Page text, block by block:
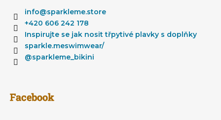
info@sparkleme.store
+420 606 242 178
Inspirujte se jak nosit třpytivé plavky s doplňky
sparkle.meswimwear/
@sparkleme_bikini
Facebook